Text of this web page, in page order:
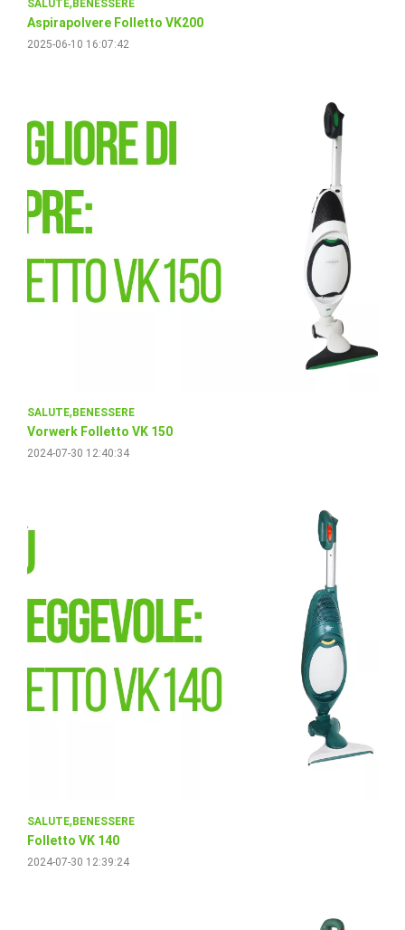
SALUTE BENESSERE
Aspirapolvere Folletto VK200
2025-06-10 16:07:42
SALUTE BENESSERE
Vorwerk Folletto VK 150
2024-07-30 12:40:34
SALUTE BENESSERE
Folletto VK 140
2024-07-30 12:39:24